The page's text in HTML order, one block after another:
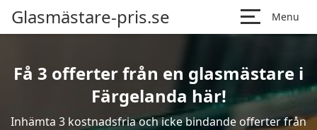
Glasmästare-pris.se Menu
Få 3 offerter från en glasmästare i
Färgelanda här!
Inhämta 3 kostnadsfria och icke bindande offerter från